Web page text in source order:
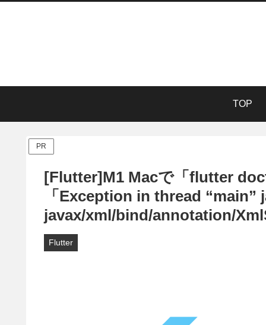
TOP
PR
[Flutter]M1 Macで「flutter
「Exception in thread
javax/xml/bind/annotation/
Flutter